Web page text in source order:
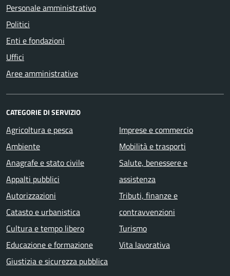
Personale amministrativo
Politici
Enti e fondazioni
Uffici
Aree amministrative
CATEGORIE DI SERVIZIO
Agricoltura e pesca
Ambiente
Anagrafe e stato civile
Appalti pubblici
Autorizzazioni
Catasto e urbanistica
Cultura e tempo libero
Educazione e formazione
Giustizia e sicurezza pubblica
Imprese e commercio
Mobilità e trasporti
Salute, benessere e
assistenza
Tributi, finanze e
contravvenzioni
Turismo
Vita lavorativa